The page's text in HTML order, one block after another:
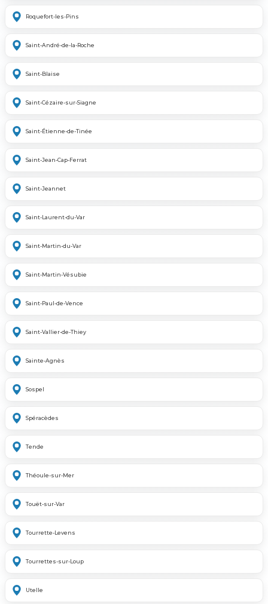
Roquefort-les-Pins
Saint-André-de-la-Roche
Saint-Blaise
Saint-Cézaire-sur-Siagne
Saint-Étienne-de-Tinée
Saint-Jean-Cap-Ferrat
Saint-Jeannet
Saint-Laurent-du-Var
Saint-Martin-du-Var
Saint-Martin-Vésubie
Saint-Paul-de-Vence
Saint-Vallier-de-Thiey
Sainte-Agnès
Sospel
Spéracèdes
Tende
Théoule-sur-Mer
Touët-sur-Var
Tourrette-Levens
Tourrettes-sur-Loup
Utelle